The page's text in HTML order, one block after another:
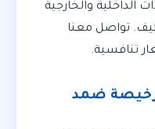
الداخلية والخارجية
تواصل معنا
تنافسية.
ضمد